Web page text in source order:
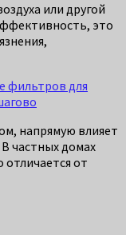
или другой
это
фильтров для
напрямую влияет
частных домах
отличается от